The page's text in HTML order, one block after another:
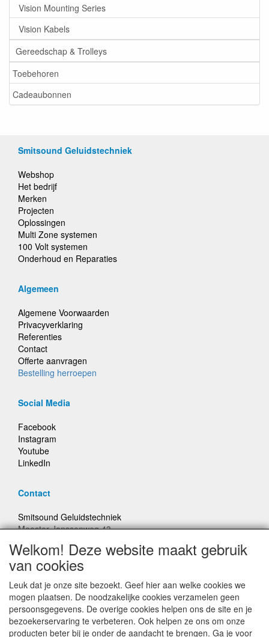
Vision Mounting Series
Vision Kabels
Gereedschap & Trolleys
Toebehoren
Cadeaubonnen
Smitsound Geluidstechniek
Webshop
Het bedrijf
Merken
Projecten
Oplossingen
Multi Zone systemen
100 Volt systemen
Onderhoud en Reparaties
Algemeen
Algemene Voorwaarden
Privacyverklaring
Referenties
Contact
Offerte aanvragen
Bestelling herroepen
Social Media
Facebook
Instagram
Youtube
LinkedIn
Contact
Smitsound Geluidstechniek
Meester Janssenweg 43
E-mail: info@smitsound.nl
Telefoon: +31-(0)6-22256322
Bestellingen binnen Nederland, ongeacht gewicht, verstuurd
voor € 6,95
Welkom! Deze website maakt gebruik
van cookies
Leuk dat je onze site bezoekt. Geef hier aan welke cookies we
mogen plaatsen. De noodzakelijke cookies verzamelen geen
persoonsgegevens. De overige cookies helpen ons de site en je
bezoekerservaring te verbeteren. Ook helpen ze ons om onze
producten beter bij je onder de aandacht te brengen. Ga je voor